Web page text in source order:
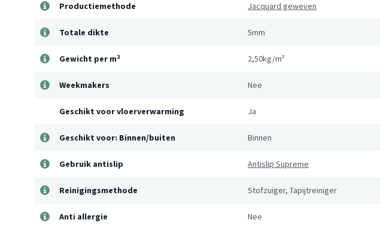
Productiemethode Jacquard geweven
Totale dikte 5mm
Gewicht per m² 2,50kg/m²
Weekmakers Nee
Geschikt voor vloerverwarming Ja
Geschikt voor: Binnen/buiten Binnen
Gebruik antislip Antislip Supreme
Reinigingsmethode Stofzuiger, Tapijtreiniger
Anti allergie Nee